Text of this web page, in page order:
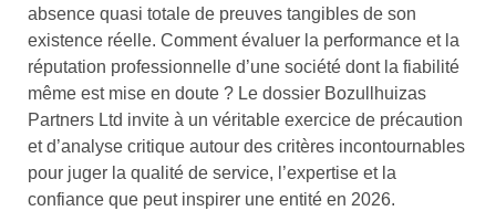
absence quasi totale de preuves tangibles de son
existence réelle. Comment évaluer la performance et la
réputation professionnelle d’une société dont la fiabilité
même est mise en doute ? Le dossier Bozullhuizas
Partners Ltd invite à un véritable exercice de précaution
et d’analyse critique autour des critères incontournables
pour juger la qualité de service, l’expertise et la
confiance que peut inspirer une entité en 2026.